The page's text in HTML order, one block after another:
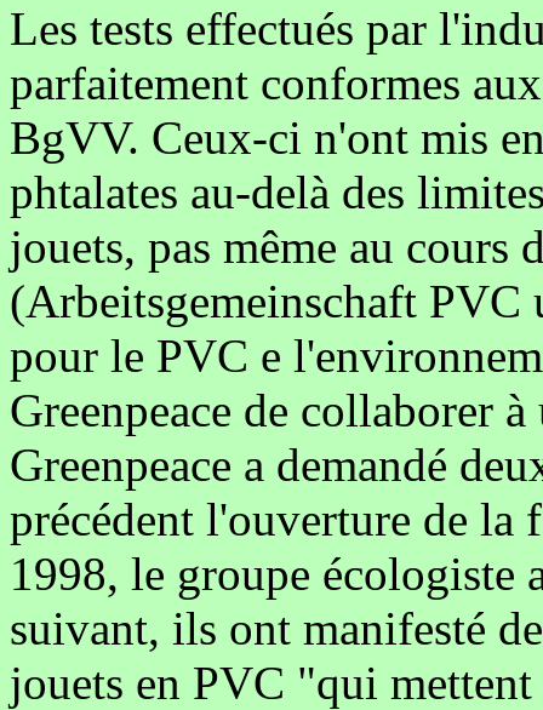
Les tests effectués par
parfaitement conformes
BgVV. Ceux-ci n'ont mis
phtalates au-delà des
jouets, pas même au cours
(Arbeitsgemeinschaft
pour le PVC e
Greenpeace de collaborer
Greenpeace a demandé
précédent l'ouverture de la
1998, le groupe
suivant, ils ont manifesté
jouets en PVC "qui